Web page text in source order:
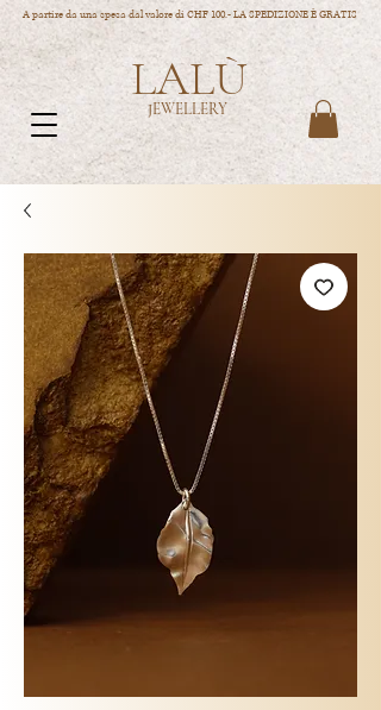
A partire da una spesa dal valore di CHF 100.- LA SPEDIZIONE È GRATIS
LALÙ
JEWELLERY